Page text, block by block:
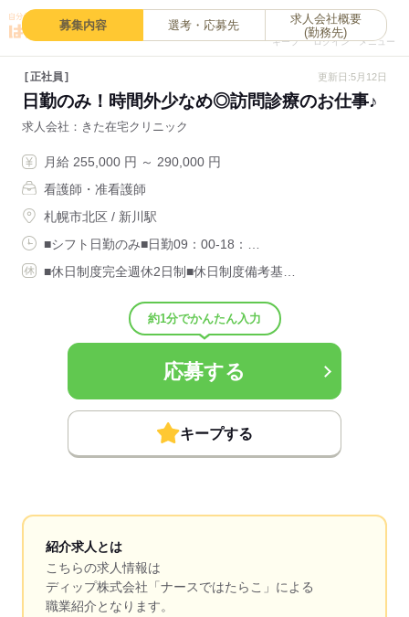
キープ
0
ログイン メニュー
募集内容 選考・応募先
求人会社概要
(勤務先)
正社員 更新日:5月12日
日勤のみ！時間外少なめ◎訪問診療のお仕事♪
求人会社 きた在宅クリニック
月給 255,000 円 ～ 290,000 円
看護師・准看護師
札幌市北区 / 新川駅
■シフト日勤のみ■日勤09：00-18：…
■休日制度完全週休2日制■休日制度備考基…
約1分でかんたん入力
応募する
キープする
紹介求人とは
こちらの求人情報は
ディップ株式会社「ナースではたらこ」による
職業紹介となります。